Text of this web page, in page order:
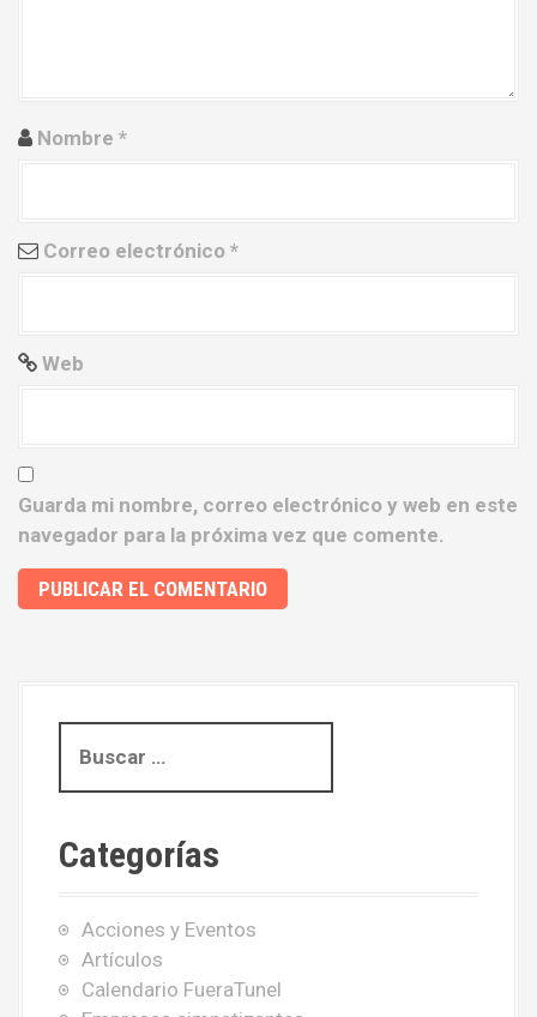
t
a
a
s
Nombre *
Correo electrónico *
Web
Guarda mi nombre, correo electrónico y web en este
navegador para la próxima vez que comente.
s
a
Categorías
Acciones y Eventos
Artículos
Calendario FueraTunel